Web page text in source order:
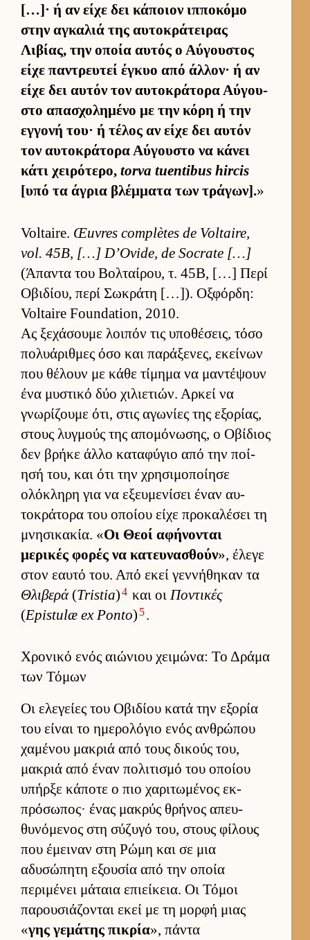
[…]· ή αν είχε δει κάποιον ιπ­ποκόμο
στην αγκαλιά της αυ­τοκράτει­ρας
Λιβίας, την οποία αυ­τός ο Αύ­γου­στος
είχε παντρευ­τεί έγκυο από άλ­λον· ή αν
είχε δει αυ­τόν τον αυ­τοκράτορα Αύ­γου­
στο απασχολημένο με την κόρη ή την
εγ­γονή του· ή τέλος αν είχε δει αυ­τόν
τον αυ­τοκράτορα Αύ­γου­στο να κάνει
κάτι χει­ρότερο, torva tuentibus hircis
[υπό τα άγρια βλέμ­ματα των τράγων].»
Voltaire. Œuvres complètes de Voltaire,
vol. 45B, […] D’Ovide, de Socrate […]
(Άπαντα του Βολ­ταί­ρου, τ. 45Β, […] Περί
Οβιδίου, περί Σωκράτη […]). Οξ­φόρ­δη:
Voltaire Foundation, 2010.
Ας ξεχάσουμε λοι­πόν τις υποθέσεις, τόσο
πολυάριθ­μες όσο και παράξενες, εκεί­νων
που θέλουν με κάθε τίμημα να μαντέψουν
ένα μυστικό δύο χιλιε­τιών. Αρ­κεί να
γνωρίζουμε ότι, στις αγωνίες της εξορίας,
στους λυγ­μούς της απομόνωσης, ο Οβίδιος
δεν βρήκε άλλο καταφύγιο από την ποί­
ησή του, και ότι την χρησιμοποί­ησε
ολόκληρη για να εξευ­μενίσει έναν αυ­
τοκράτορα του οποίου είχε προκαλέσει τη
μνησικακία. «Οι Θεοί αφήνονται
μερικές φορές να κατευ­νασθούν», έλεγε
στον εαυτό του. Από εκεί γεν­νήθηκαν τα
Θλιβερά(Tristia)4 και οι Ποντικές
(Epistulæ ex Ponto) 5.
Χρονικό ενός αιώνιου χειμώνα: Το Δράμα
των Τόμων
Οι ελεγείες του Οβιδίου κατά την εξορία
του εί­ναι το ημερολόγιο ενός αν­θρώπου
χαμένου μακριά από τους δικούς του,
μακριά από έναν πολιτισμό του οποίου
υπήρξε κάποτε ο πιο χαριτωμένος εκ­
πρόσωπος· ένας μακρύς θρήνος απευ­
θυνόμενος στη σύζυγό του, στους φίλους
που έμει­ναν στη Ρώμη και σε μια
αδυσώπητη εξου­σία από την οποία
περιμένει μάταια επιεί­κεια. Οι Τόμοι
παρου­σιάζονται εκεί με τη μορφή μιας
«γης γεμάτης πικρία», πάντα